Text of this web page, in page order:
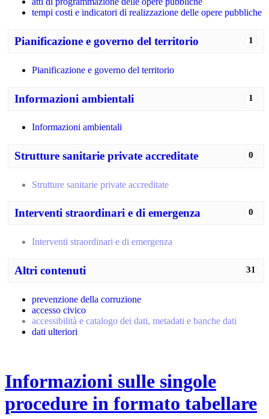
tempi costi e indicatori di realizzazione delle opere pubbliche
1
Pianificazione e governo del territorio
Pianificazione e governo del territorio
1
Informazioni ambientali
Informazioni ambientali
0
Strutture sanitarie private accreditate
Strutture sanitarie private accreditate
0
Interventi straordinari e di emergenza
Interventi straordinari e di emergenza
31
Altri contenuti
prevenzione della corruzione
accesso civico
accessibilità e catalogo dei dati, metadati e banche dati
dati ulteriori
Informazioni sulle singole
procedure in formato tabellare